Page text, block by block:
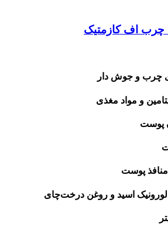
اف کازمتیک
چرب و جوش‌ دار
و مواد مغذی
پوست
پوست
اسید و روغن درخت‌چای